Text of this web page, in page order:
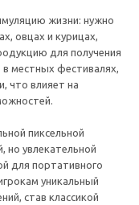
жизни: нужно
овцах и курицах,
для получения
местных фестивалях,
что влияет на
пиксельной
но увлекательной
для портативного
уникальный
став классикой